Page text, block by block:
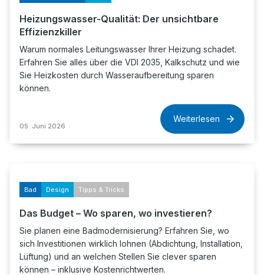
Heizungswasser-Qualität: Der unsichtbare
Effizienzkiller
Warum normales Leitungswasser Ihrer Heizung schadet.
Erfahren Sie alles über die VDI 2035, Kalkschutz und wie
Sie Heizkosten durch Wasseraufbereitung sparen
können.
05. Juni 2026
Weiterlesen
Bad Design Tipps & Tricks
Das Budget – Wo sparen, wo investieren?
Sie planen eine Badmodernisierung? Erfahren Sie, wo
sich Investitionen wirklich lohnen (Abdichtung, Installation,
Lüftung) und an welchen Stellen Sie clever sparen
können – inklusive Kostenrichtwerten.